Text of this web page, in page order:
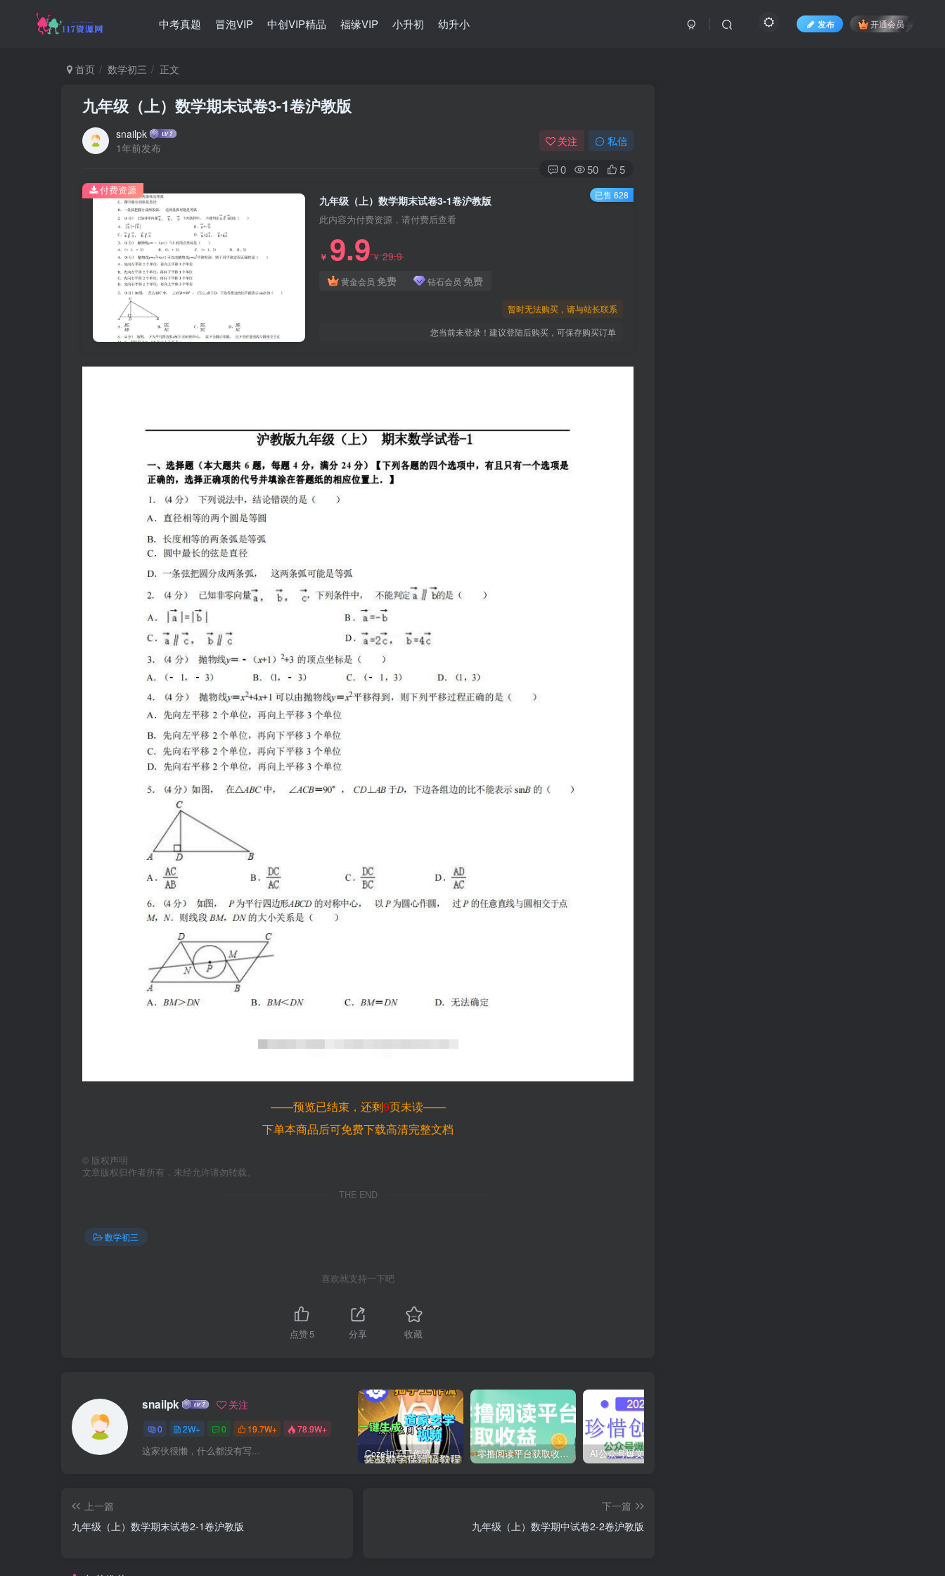
中考真题 冒泡VIP 中创VIP精品 福缘VIP 小升初 幼升小 发布 开通会员
首页 数学初三 正文
九年级（上）数学期末试卷3-1卷沪教版
snailpk
1年前发布
关注 私信
0 50 5
九年级（上）数学期末试卷3-1卷沪教版
此内容为付费资源，请付费后查看
￥ 9.9￥29.9
黄金会员 免费 钻石会员 免费
暂时无法购买，请与站长联系
您当前未登录！建议登陆后购买，可保存购买订单
付费资源 已售 628
——预览已结束，还剩9页未读——
下单本商品后可免费下载高清完整文档
© 版权声明
文章版权归作者所有，未经允许请勿转载。
THE END
数学初三
喜欢就支持一下吧
点赞5 分享 收藏
snailpk 关注
0 2W+ 0 19.7W+ 78.9W+
这家伙很懒，什么都没有写... Coze扣子工作流一键生成道家玄学短视频，实战保姆级教程 零撸阅读平台获取收益，最新无门槛平台，一部手机即可操作，单日收益50-3张【揭秘】
上一篇
九年级（上）数学期末试卷2-1卷沪教版
下一篇
九年级（上）数学期中试卷2-2卷沪教版